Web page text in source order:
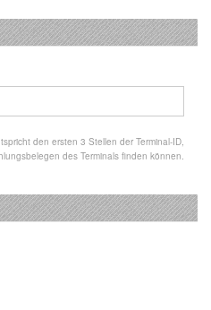
den ersten 3 Stellen der Terminal-ID,
des Terminals finden können.